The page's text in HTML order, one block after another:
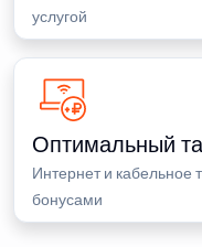
услугой
Оптимальный
Интернет и кабельное
бонусами